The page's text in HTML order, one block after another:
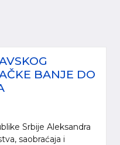
BANJE DO
Srbije Aleksandra
saobraćaja i